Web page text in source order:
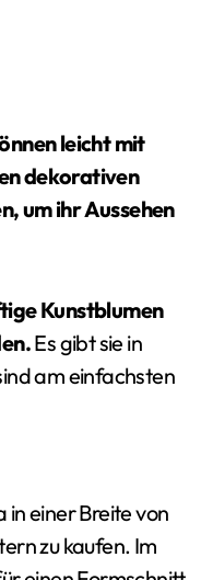
leicht mit
dekorativen
um ihr Aussehen
Kunstblumen
Es gibt sie in
am einfachsten
einer Breite von
zu kaufen. Im